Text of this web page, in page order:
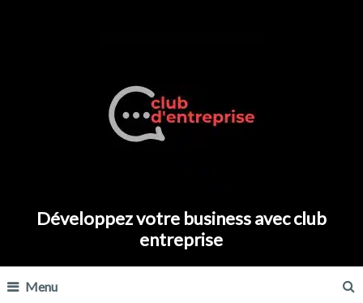
Développez votre business avec club
entreprise
Menu